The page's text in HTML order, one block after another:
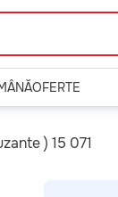
OFERTE
) 15 071